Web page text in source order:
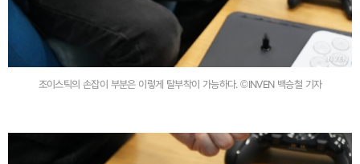
조이스틱의 손잡이 부분은 이렇게 탈부착이 가능하다. ©INVEN 백승철 기자